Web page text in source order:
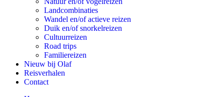
Landcombinaties
Wandel en/of actieve reizen
Duik en/of snorkelreizen
Cultuurreizen
Road trips
Familiereizen
Nieuw bij Olaf
Reisverhalen
Contact